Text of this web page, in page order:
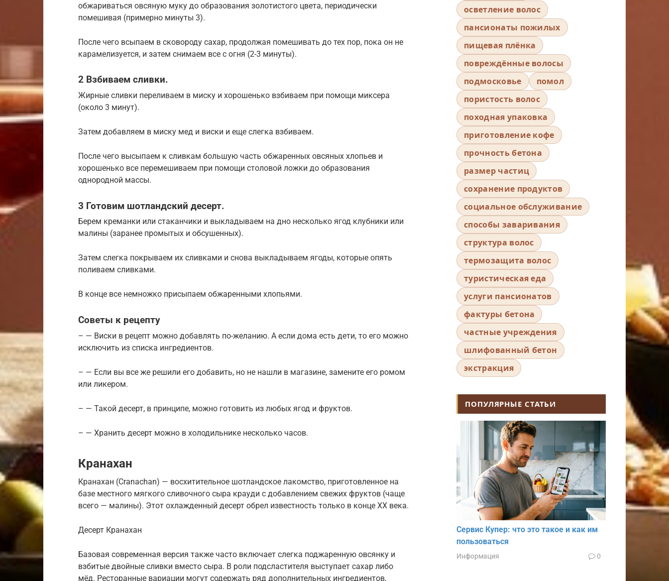
обжариваться овсяную муку до образования золотистого цвета, периодически
помешивая (примерно минуты 3).
После чего всыпаем в сковороду сахар, продолжая помешивать до тех пор, пока он не
карамелизуется, и затем снимаем все с огня (2-3 минуты).
2 Взбиваем сливки.
Жирные сливки переливаем в миску и хорошенько взбиваем при помощи миксера
(около 3 минут).
Затем добавляем в миску мед и виски и еще слегка взбиваем.
После чего высыпаем к сливкам большую часть обжаренных овсяных хлопьев и
хорошенько все перемешиваем при помощи столовой ложки до образования
однородной массы.
3 Готовим шотландский десерт.
Берем креманки или стаканчики и выкладываем на дно несколько ягод клубники или
малины (заранее промытых и обсушенных).
Затем слегка покрываем их сливками и снова выкладываем ягоды, которые опять
поливаем сливками.
В конце все немножко присыпаем обжаренными хлопьями.
Советы к рецепту
– — Виски в рецепт можно добавлять по-желанию. А если дома есть дети, то его можно
исключить из списка ингредиентов.
– — Если вы все же решили его добавить, но не нашли в магазине, замените его ромом
или ликером.
– — Такой десерт, в принципе, можно готовить из любых ягод и фруктов.
– — Хранить десерт можно в холодильнике несколько часов.
Кранахан
Кранахан (Cranachan) — восхитительное шотландское лакомство, приготовленное на
базе местного мягкого сливочного сыра крауди с добавлением свежих фруктов (чаще
всего — малины). Этот охлажденный десерт обрел известность только в конце XX века.
Десерт Кранахан
Базовая современная версия также часто включает слегка поджаренную овсянку и
взбитые двойные сливки вместо сыра. В роли подсластителя выступает сахар либо
мёд. Ресторанные вариации могут содержать ряд дополнительных ингредиентов,
осветление волос
пансионаты пожилых
пищевая плёнка
повреждённые волосы
подмосковье
помол
пористость волос
походная упаковка
приготовление кофе
прочность бетона
размер частиц
сохранение продуктов
социальное обслуживание
способы заваривания
структура волос
термозащита волос
туристическая еда
услуги пансионатов
фактуры бетона
частные учреждения
шлифованный бетон
экстракция
ПОПУЛЯРНЫЕ СТАТЬИ
Сервис Купер: что это такое и как им
пользоваться
Информация 0